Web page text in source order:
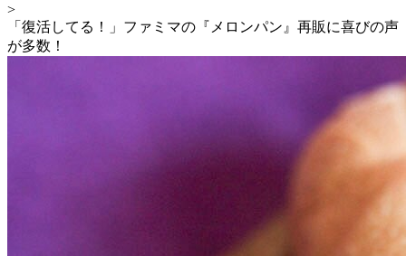
>
「復活してる！」ファミマの『メロンパン』再販に喜びの声
が多数！